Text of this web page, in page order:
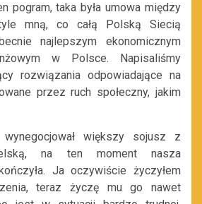
pogram, taka była umowa między
mną, co całą Polską Siecią
najlepszym ekonomicznym
w Polsce. Napisaliśmy
rozwiązania odpowiadające na
przez ruch społeczny, jakim
wynegocjował większy sojusz z
na ten moment nasza
Ja oczywiście życzyłem
teraz życzę mu go nawet